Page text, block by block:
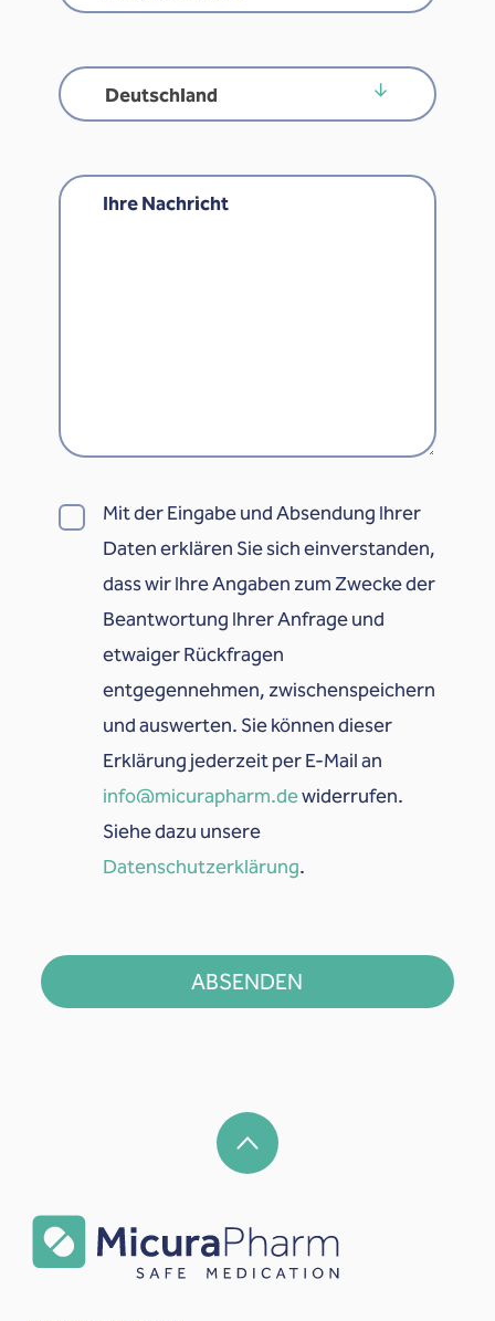
Deutschland Land
Ihre Nachricht
Mit der Eingabe und Absendung Ihrer
Daten erklären Sie sich einverstanden,
dass wir Ihre Angaben zum Zwecke der
Beantwortung Ihrer Anfrage und
etwaiger Rückfragen
entgegennehmen, zwischenspeichern
und auswerten. Sie können dieser
Erklärung jederzeit per E-Mail an
info@micurapharm.dewiderrufen.
Siehe dazu unsere
Datenschutzerklärung.
ABSENDEN